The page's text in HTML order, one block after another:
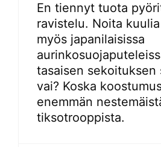
En tiennyt tuota
ravistelu. Noita
myös japanilaisissa
tasaisen sekoituksen
vai? Koska
enemmän
tiksotrooppista.